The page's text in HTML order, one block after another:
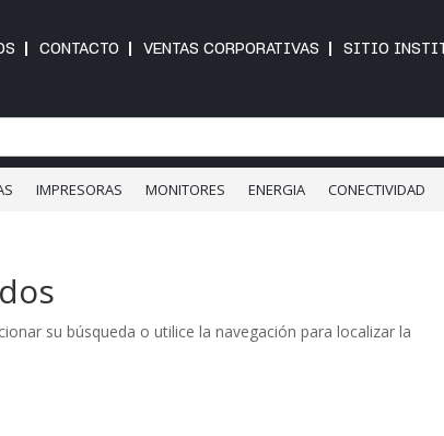
CONTACTO VENTAS CORPORATIVAS SITIO
IMPRESORAS MONITORES ENERGIA CONECTIVIDAD
su búsqueda o utilice la navegación para localizar la